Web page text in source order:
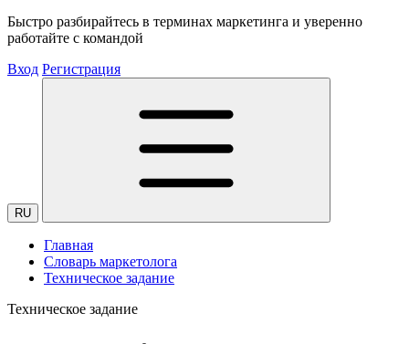
Быстро разбирайтесь в терминах маркетинга и уверенно
работайте с командой
Вход Регистрация
RU
Главная
Словарь маркетолога
Техническое задание
Техническое задание